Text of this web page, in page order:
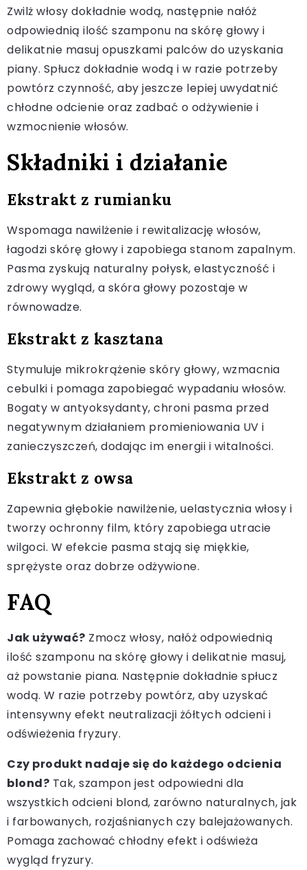
Zwilż włosy dokładnie wodą, następnie nałóż
odpowiednią ilość szamponu na skórę głowy i
delikatnie masuj opuszkami palców do uzyskania
piany. Spłucz dokładnie wodą i w razie potrzeby
powtórz czynność, aby jeszcze lepiej uwydatnić
chłodne odcienie oraz zadbać o odżywienie i
wzmocnienie włosów.
Składniki i działanie
Ekstrakt z rumianku
Wspomaga nawilżenie i rewitalizację włosów,
łagodzi skórę głowy i zapobiega stanom zapalnym.
Pasma zyskują naturalny połysk, elastyczność i
zdrowy wygląd, a skóra głowy pozostaje w
równowadze.
Ekstrakt z kasztana
Stymuluje mikrokrążenie skóry głowy, wzmacnia
cebulki i pomaga zapobiegać wypadaniu włosów.
Bogaty w antyoksydanty, chroni pasma przed
negatywnym działaniem promieniowania UV i
zanieczyszczeń, dodając im energii i witalności.
Ekstrakt z owsa
Zapewnia głębokie nawilżenie, uelastycznia włosy i
tworzy ochronny film, który zapobiega utracie
wilgoci. W efekcie pasma stają się miękkie,
sprężyste oraz dobrze odżywione.
FAQ
Jak używać? Zmocz włosy, nałóż odpowiednią
ilość szamponu na skórę głowy i delikatnie masuj,
aż powstanie piana. Następnie dokładnie spłucz
wodą. W razie potrzeby powtórz, aby uzyskać
intensywny efekt neutralizacji żółtych odcieni i
odświeżenia fryzury.
Czy produkt nadaje się do każdego odcienia
blond? Tak, szampon jest odpowiedni dla
wszystkich odcieni blond, zarówno naturalnych, jak
i farbowanych, rozjaśnianych czy balejażowanych.
Pomaga zachować chłodny efekt i odświeża
wygląd fryzury.